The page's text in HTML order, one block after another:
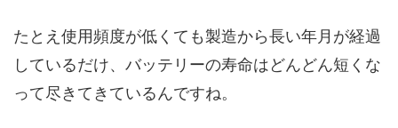
たとえ使用頻度が低くても製造から長い年月が経過
しているだけ、バッテリーの寿命はどんどん短くな
って尽きてきているんですね。